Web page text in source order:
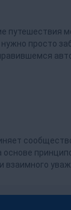
путешествия
просто
основе
взаимного